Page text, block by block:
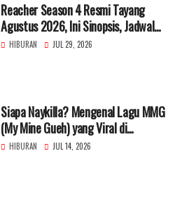
Reacher Season 4 Resmi Tayang
Agustus 2026, Ini Sinopsis, Jadwal
Rilis, dan Daftar Pemerannya
HIBURAN JUL 29, 2026
Siapa Naykilla? Mengenal Lagu MMG
(My Mine Gueh) yang Viral di
Berbagai Platfor
HIBURAN JUL 14, 2026